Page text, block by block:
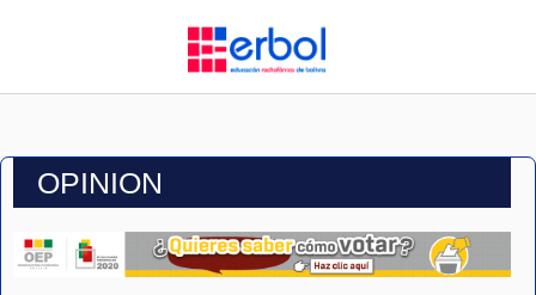
OPINION